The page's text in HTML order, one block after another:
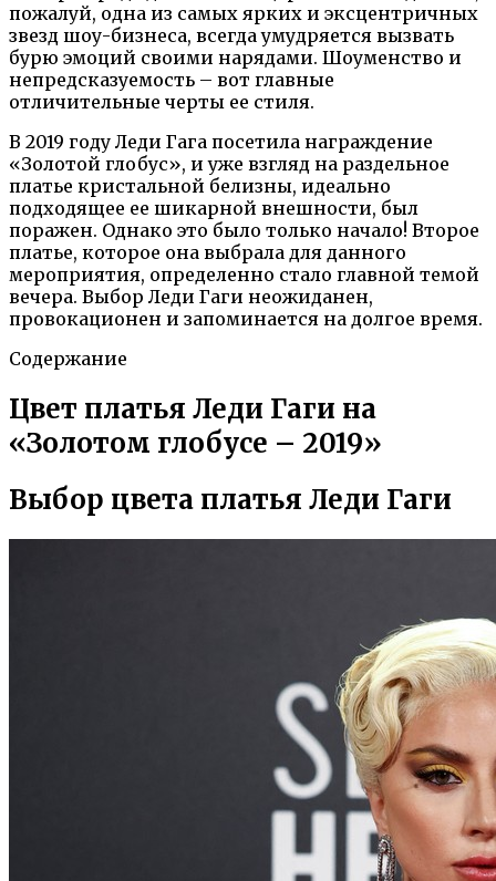
пожалуй, одна из самых ярких и эксцентричных
звезд шоу-бизнеса, всегда умудряется вызвать
бурю эмоций своими нарядами. Шоуменство и
непредсказуемость – вот главные
отличительные черты ее стиля.
В 2019 году Леди Гага посетила награждение
«Золотой глобус», и уже взгляд на раздельное
платье кристальной белизны, идеально
подходящее ее шикарной внешности, был
поражен. Однако это было только начало! Второе
платье, которое она выбрала для данного
мероприятия, определенно стало главной темой
вечера. Выбор Леди Гаги неожиданен,
провокационен и запоминается на долгое время.
Содержание
Цвет платья Леди Гаги на
«Золотом глобусе – 2019»
Выбор цвета платья Леди Гаги